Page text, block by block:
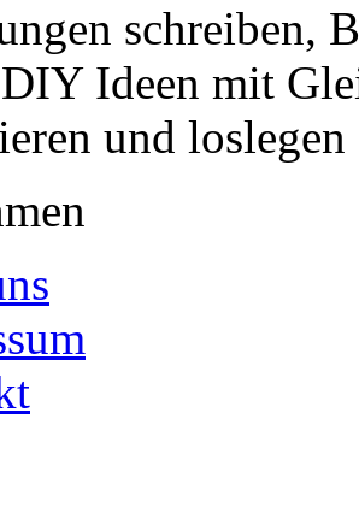
schreiben,
Ideen mit
und loslegen